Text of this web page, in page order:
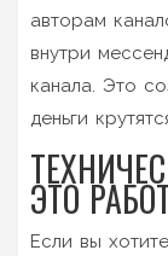
авторам
внутри
канала. Это
деньги
ЭТО
Если вы